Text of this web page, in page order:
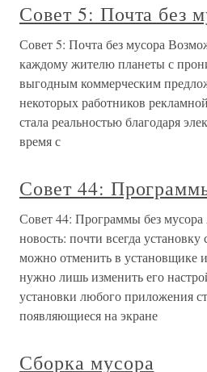
Совет 5: Почта без
Совет 5: Почта без мусора
каждому жителю планеты с
выгодным коммерческим
некоторых работников
стала реальностью благодаря
время с
Совет 44:
Совет 44: Программы без
новость: почти всегда
можно отменить в установщике
нужно лишь изменить его
установки любого приложения
появляющиеся на экране
Сборка мусора